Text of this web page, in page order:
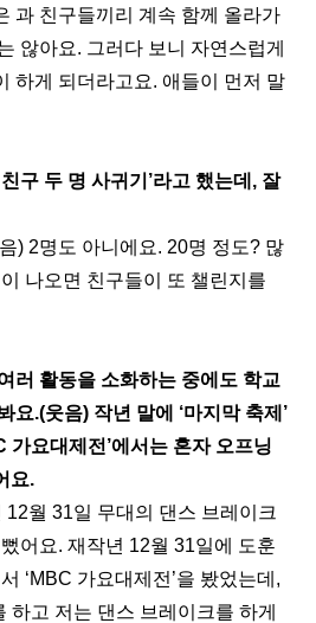
과 친구들끼리 계속 함께 올라가
않아요. 그러다 보니 자연스럽게
하게 되더라고요. 애들이 먼저 말
구 두 명 사귀기’라고 했는데, 잘
) 2명도 아니에요. 20명 정도? 많
나오면 친구들이 또 챌린지를
러 활동을 소화하는 중에도 학교
요.(웃음) 작년 말에 ‘마지막 축제’
가요대제전’에서는 혼자 오프닝
요.
12월 31일 무대의 댄스 브레이크
어요. 재작년 12월 31일에 도훈
‘MBC 가요대제전’을 봤었는데,
하고 저는 댄스 브레이크를 하게